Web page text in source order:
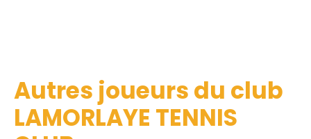
Autres joueurs du club
LAMORLAYE TENNIS